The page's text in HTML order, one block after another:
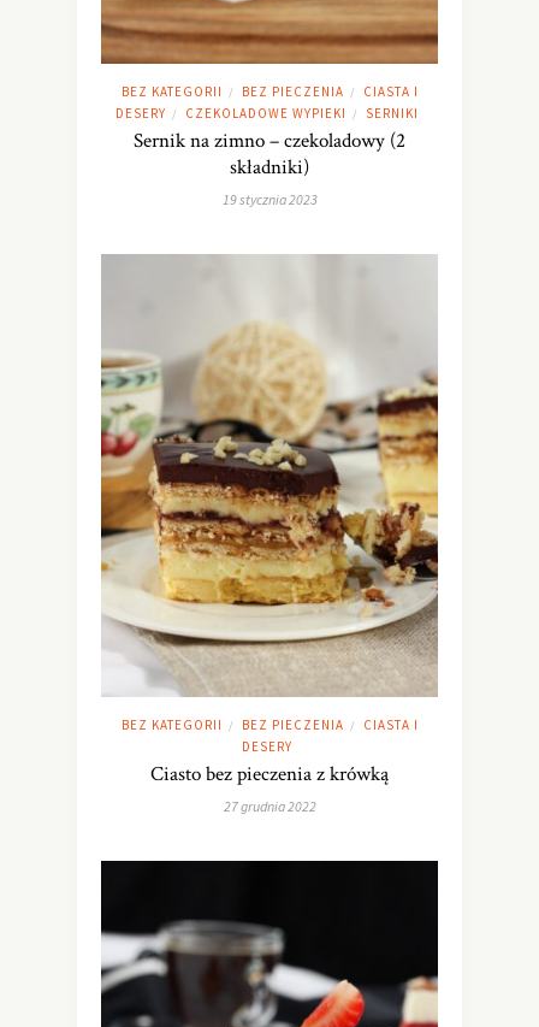
BEZ KATEGORII / BEZ PIECZENIA /
CIASTA I
DESERY / CZEKOLADOWE WYPIEKI / SERNIKI
Sernik na zimno – czekoladowy (2
składniki)
19 stycznia 2023
BEZ KATEGORII / BEZ PIECZENIA /
CIASTA I
DESERY
Ciasto bez pieczenia z krówką
27 grudnia 2022